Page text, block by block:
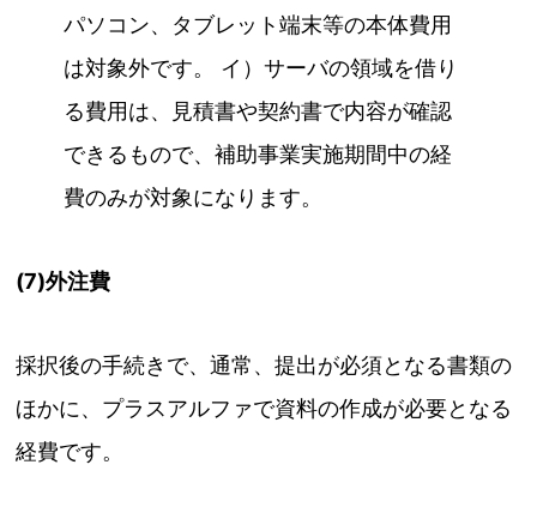
パソコン、タブレット端末等の本体費用
は対象外です。 イ）サーバの領域を借り
る費用は、見積書や契約書で内容が確認
できるもので、補助事業実施期間中の経
費のみが対象になります。
(7)外注費
採択後の手続きで、通常、提出が必須となる書類の
ほかに、プラスアルファで資料の作成が必要となる
経費です。